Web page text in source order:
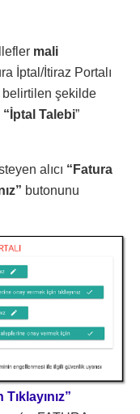
mali
İptal/İtiraz Portalı
belirtilen şekilde
“İptal Talebi”
alıcı “Fatura
butonunu